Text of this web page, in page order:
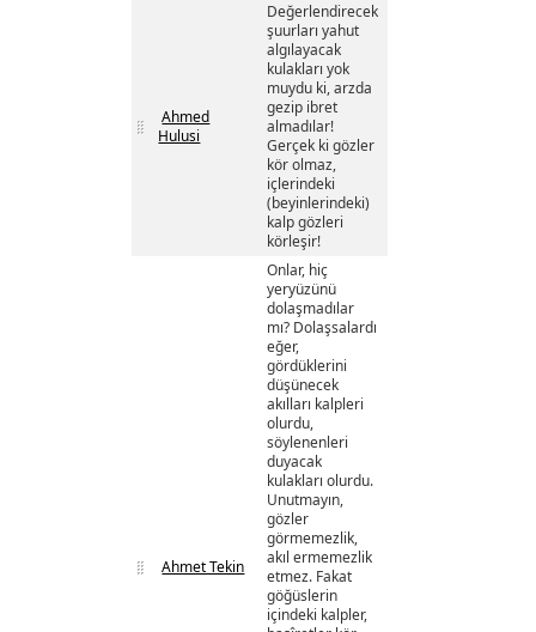
Ahmed
Hulusi
Değerlendirecek
şuurları yahut
algılayacak
kulakları yok
muydu ki, arzda
gezip ibret
almadılar!
Gerçek ki gözler
kör olmaz,
içlerindeki
(beyinlerindeki)
kalp gözleri
körleşir!
Ahmet Tekin
Onlar, hiç
yeryüzünü
dolaşmadılar
mı? Dolaşsalardı
eğer,
gördüklerini
düşünecek
akılları kalpleri
olurdu,
söylenenleri
duyacak
kulakları olurdu.
Unutmayın,
gözler
görmemezlik,
akıl ermemezlik
etmez. Fakat
göğüslerin
içindeki kalpler,